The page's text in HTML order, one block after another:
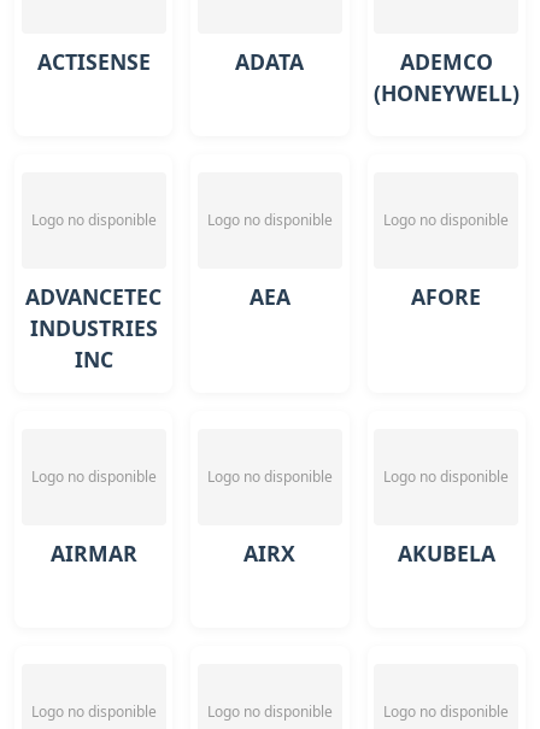
ACTISENSE ADATA
ADEMCO
(HONEYWELL)
Logo no disponible
ADVANCETEC
INDUSTRIES
INC
Logo no disponible
AEA
Logo no disponible
AFORE
Logo no disponible
AIRMAR
Logo no disponible
AIRX
Logo no disponible
AKUBELA
Logo no disponible Logo no disponible Logo no disponible